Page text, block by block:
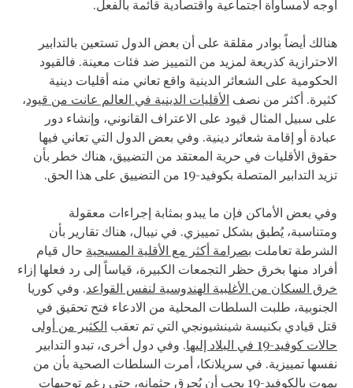
أوجه لامساواة اجتماعية واقتصادية قائمة بالفعل.
هنالك أيضاً بوادر مقلقة على أن بعض الدول تستعين بالتدابير
الاحترازية كذريعة لمزيد من التمييز ضد فئات معينة. فالقيود
الحكومية على الشعائر الدينية واقع تعاني منه أقليات دينية
كثيرة. أكثر من نصف الأقليات الدينية في العالم عانت من قيود،
على سبيل المثال قيود على الاعتراف القانوني، وإنشاء دور
عبادة أو إقامة شعائر دينية. وفي بعض الدول التي تعاني فيها
حقوق الأقليات في حرية المعتقد من التضييق، هناك خطر بأن
تزيد التدابير المتصلة بكوفيد-19 من التضييق على هذا الحق.
وفي بعض الأماكن فإن ما يبدو بمثابة إجراءات معقولة
ومتناسبة، يُطبق بشكل تمييزي. في نيبال، هناك تقارير بأن
الشرطة تعاملت بصرامة أكثر مع الأقلية المسيحية حال قيام
أفراد منها بخرق حظر التجمعات الكبيرة، قياساً إلى رد فعلها إزاء
خرق السكان من الأغلبية الهندوسية لنفس القواعد. وفي كوريا
الجنوبية، طلبت السلطات المحلية من الادعاء فتح تحقيق في
قتل قيادي بكنيسة شينشيونجي التي تم تعقب الكثير من أولى
حالات كوفيد-19 في البلاد إليها
. وفي دول أخرى، تبدو التدابير
نفسها تمييزية. في سريلانكا، أمرت السلطات الصحية بأن من
يموت بالكوفيد-19 يجب أن يُحرق جثمانه، حتى رغم توجيهات